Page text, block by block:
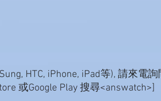
HTC, iPhone, iPad等), 請來電
或Google Play 搜尋<answatch>]